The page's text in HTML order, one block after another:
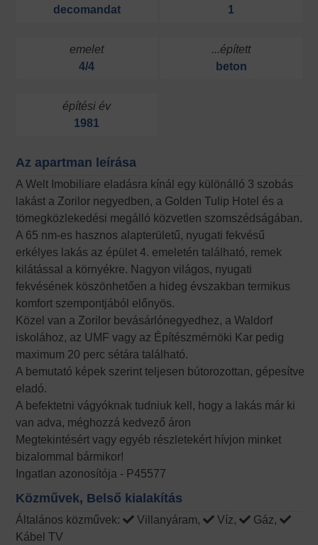
decomandat
1
emelet
4/4
...épített
beton
építési év
1981
Az apartman leírása
A Welt Imobiliare eladásra kínál egy különálló 3 szobás
lakást a Zorilor negyedben, a Golden Tulip Hotel és a
tömegközlekedési megálló közvetlen szomszédságában.
A 65 nm-es hasznos alapterületű, nyugati fekvésű
erkélyes lakás az épület 4. emeletén található, remek
kilátással a környékre. Nagyon világos, nyugati
fekvésének köszönhetően a hideg évszakban termikus
komfort szempontjából előnyös.
Közel van a Zorilor bevásárlónegyedhez, a Waldorf
iskolához, az UMF vagy az Építészmérnöki Kar pedig
maximum 20 perc sétára található.
A bemutató képek szerint teljesen bútorozottan, gépesítve
eladó.
A befektetni vágyóknak tudniuk kell, hogy a lakás már ki
van adva, méghozzá kedvező áron
Megtekintésért vagy egyéb részletekért hívjon minket
bizalommal bármikor!
Ingatlan azonosítója - P45577
Közművek, Belső kialakítás
Általános közművek: Villanyáram, Víz,
Gáz,
Kábel TV